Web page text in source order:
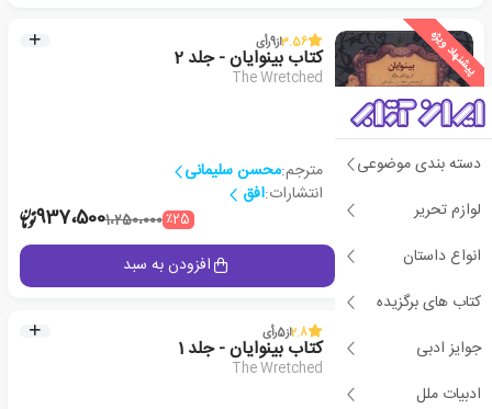
دسته بندی موضوعی
لوازم تحریر
انواع داستان
کتاب های برگزیده
جوایز ادبی
ادبیات ملل
پیشنهاد ویژه 3.56از9رأی
کتاب بینوایان - جلد 2
The Wretched
مترجم:محسن سلیمانی
انتشارات:افق
٪251،250،000937،500
جزئیات افزودن به سبد
پیشنهاد ویژه 2.8از5رأی
کتاب بینوایان - جلد 1
The Wretched